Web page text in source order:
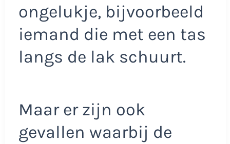
ongelukje, bijvoorbeeld
iemand die met een tas
langs de lak schuurt.
Maar er zijn ook
gevallen waarbij de